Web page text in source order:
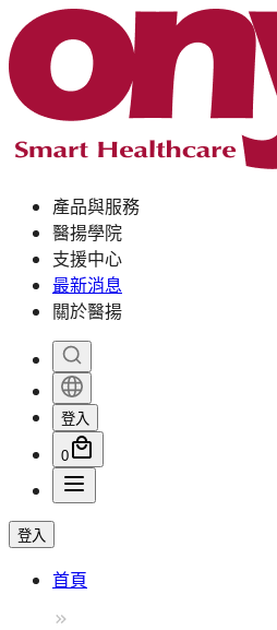
產品與服務
醫揚學院
支援中心
最新消息
關於醫揚
登入
0
登入
首頁